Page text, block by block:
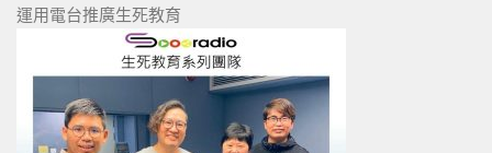
運用電台推廣生死教育